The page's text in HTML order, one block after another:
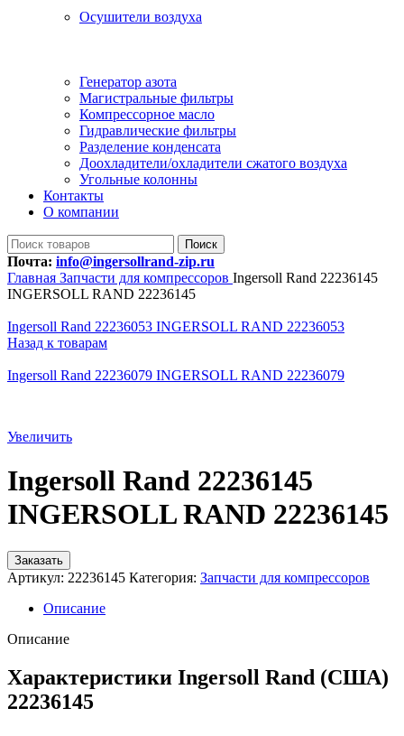
Осушители воздуха
Генератор азота
Магистральные фильтры
Компрессорное масло
Гидравлические фильтры
Разделение конденсата
Доохладители/охладители сжатого воздуха
Угольные колонны
Контакты
О компании
Поиск
Почта: info@ingersollrand-zip.ru
Главная Запчасти для компрессоров Ingersoll Rand 22236145
INGERSOLL RAND 22236145
Ingersoll Rand 22236053 INGERSOLL RAND 22236053
Назад к товарам
Ingersoll Rand 22236079 INGERSOLL RAND 22236079
Увеличить
Ingersoll Rand 22236145
INGERSOLL RAND 22236145
Заказать
Артикул: 22236145 Категория: Запчасти для компрессоров
Описание
Описание
Характеристики Ingersoll Rand (США)
22236145